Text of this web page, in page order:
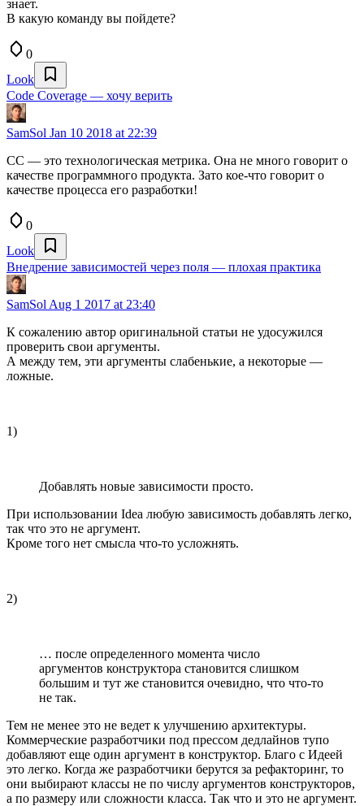
знает.
В какую команду вы пойдете?
0
Look
Code Coverage — хочу верить
SamSol Jan 10 2018 at 22:39
СС — это технологическая метрика. Она не много говорит о
качестве программного продукта. Зато кое-что говорит о
качестве процесса его разработки!
0
Look
Внедрение зависимостей через поля — плохая практика
SamSol Aug 1 2017 at 23:40
К сожалению автор оригинальной статьи не удосужился
проверить свои аргументы.
А между тем, эти аргументы слабенькие, а некоторые —
ложные.
1)
Добавлять новые зависимости просто.
При использовании Idea любую зависимость добавлять легко,
так что это не аргумент.
Кроме того нет смысла что-то усложнять.
2)
… после определенного момента число
аргументов конструктора становится слишком
большим и тут же становится очевидно, что что-то
не так.
Тем не менее это не ведет к улучшению архитектуры.
Коммерческие разработчики под прессом дедлайнов тупо
добавляют еще один аргумент в конструктор. Благо с Идеей
это легко. Когда же разработчики берутся за рефакторинг, то
они выбирают классы не по числу аргументов конструкторов,
а по размеру или сложности класса. Так что и это не аргумент.